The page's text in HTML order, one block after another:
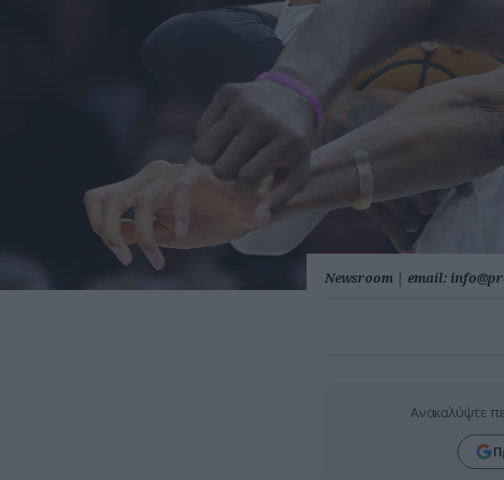
Newsroom | email:
Ανακαλύψτε